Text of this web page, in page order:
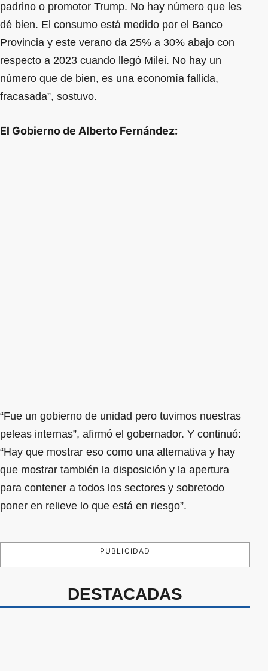
padrino o promotor Trump. No hay número que les
dé bien. El consumo está medido por el Banco
Provincia y este verano da 25% a 30% abajo con
respecto a 2023 cuando llegó Milei. No hay un
número que de bien, es una economía fallida,
fracasada”, sostuvo.
El Gobierno de Alberto Fernández:
“Fue un gobierno de unidad pero tuvimos nuestras
peleas internas”, afirmó el gobernador. Y continuó:
“Hay que mostrar eso como una alternativa y hay
que mostrar también la disposición y la apertura
para contener a todos los sectores y sobretodo
poner en relieve lo que está en riesgo”.
PUBLICIDAD
DESTACADAS